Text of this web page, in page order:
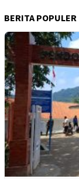
BERITA POPULER